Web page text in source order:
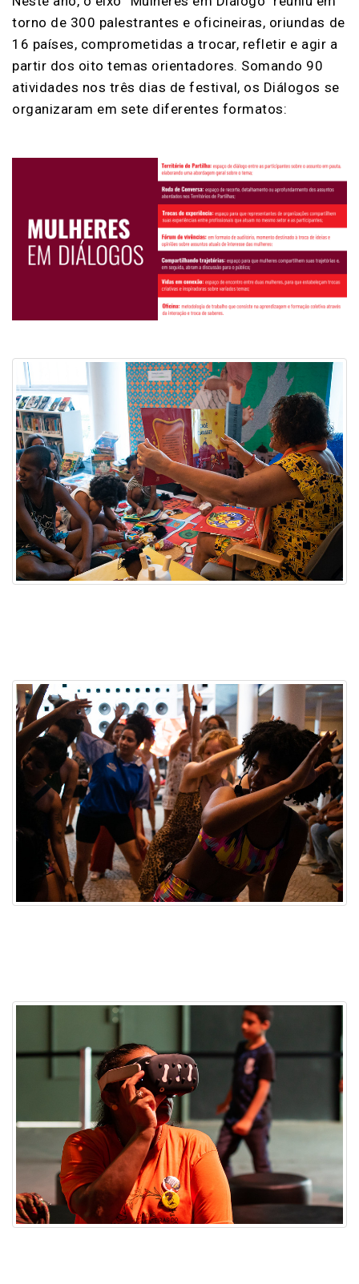
torno de 300 palestrantes e oficineiras, oriundas de
16 países, comprometidas a trocar, refletir e agir a
partir dos oito temas orientadores. Somando 90
atividades nos três dias de festival, os Diálogos se
organizaram em sete diferentes formatos: